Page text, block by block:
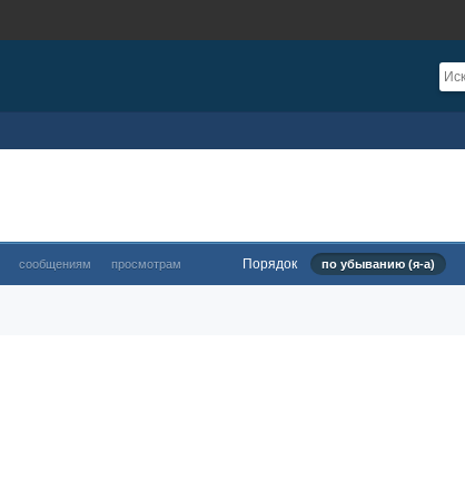
сообщениям просмотрам Порядок по убыванию (я-а)